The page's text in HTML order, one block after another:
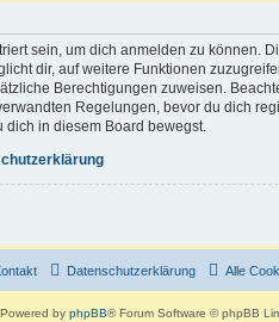
sein, um dich anmelden zu können.
dir, auf weitere Funktionen
Berechtigungen zuweisen.
Regelungen, bevor du dich
in diesem Board bewegst.
Alle
Datenschutzerklärung
Powered by phpBB® Forum Software © phpBB